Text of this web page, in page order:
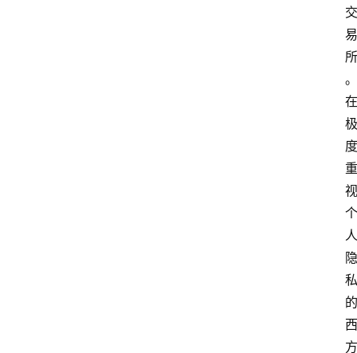
交
易
所
。
在
极
度
重
视
个
人
隐
私
的
西
方